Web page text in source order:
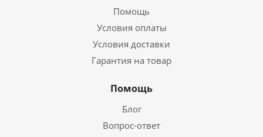
Помощь
Условия оплаты
Условия доставки
Гарантия на товар
Помощь
Блог
Вопрос-ответ